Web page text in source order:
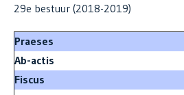
29e bestuur (2018-2019)
Praeses
Ab-actis
Fiscus